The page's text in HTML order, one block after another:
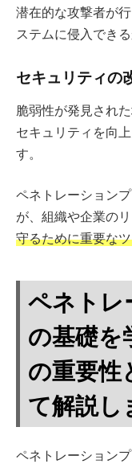
潜在的な攻撃者が
ステムに侵入でき
セキュリティの
脆弱性が発見され
セキュリティを向
す。
ペネトレーション
が、組織や企業の
守るために重要な
ペネトレ
の基礎を
の重要性
て解説し
ペネトレーション